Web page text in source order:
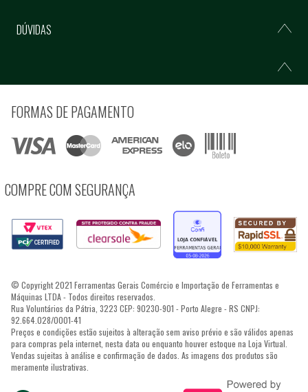
DÚVIDAS
FORMAS DE PAGAMENTO
COMPRE COM SEGURANÇA
© Copyright 2021 Ferramentas Gerais Comércio e Importação de Ferramentas e
Máquinas LTDA - Todos direitos reservados.
Rua Voluntários da Pátria, 3223 CEP: 90230-901 - Porto Alegre - RS CNPJ:
92.664.028/0001-41
Preços e condições estão sujeitos à alteração sem aviso prévio e são válidos apenas
para compras pela internet, nesta data ou enquanto houver estoque na Loja Virtual.
Vendas sujeitas à análise e confirmação de dados. As imagens dos produtos são
meramente ilustrativas.